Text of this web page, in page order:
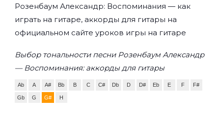
Розенбаум Александр: Воспоминания — как
играть на гитаре, аккорды для гитары на
официальном сайте уроков игры на гитаре
Выбор тональности песни Розенбаум Александр
— Воспоминания: аккорды для гитары
Ab A A# Bb B C C# Db D D# Eb E F F#
Gb G G# H